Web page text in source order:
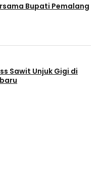
Bupati Pemalang
Sawit Unjuk Gigi di